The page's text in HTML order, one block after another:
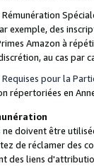
Rémunération
exemple, des
Amazon à
au cas par
pour la
répertoriées en
ne doivent être
de réclamer des
des liens